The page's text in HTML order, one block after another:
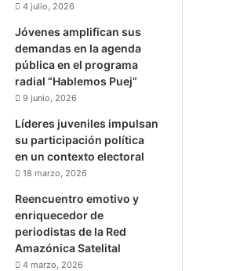
4 julio, 2026
Jóvenes amplifican sus
demandas en la agenda
pública en el programa
radial “Hablemos Puej”
9 junio, 2026
Líderes juveniles impulsan
su participación política
en un contexto electoral
18 marzo, 2026
Reencuentro emotivo y
enriquecedor de
periodistas de la Red
Amazónica Satelital
4 marzo, 2026